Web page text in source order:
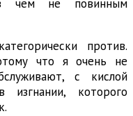
чем не повинным
против.
что я очень не
с кислой
которого